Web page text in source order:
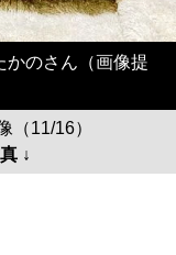
かのさん（画像提
（11/16）
↓